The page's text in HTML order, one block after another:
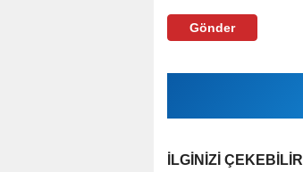
Gönder
İLGINIZI ÇEKEBILIR